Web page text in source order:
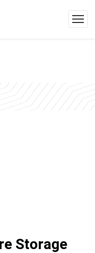
Storage